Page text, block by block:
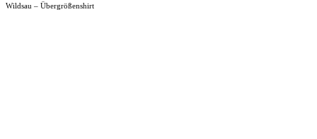
Wildsau – Übergrößenshirt